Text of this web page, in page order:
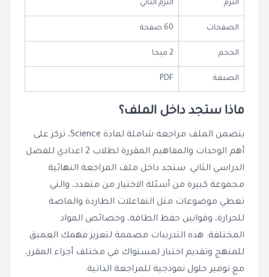
الترم الترم الثاني
الصفحات 60 صفحة
الحجم 2 ميجا
الصيغة PDF
ماذا ستجد داخل الملف؟
يتضمن الملف مراجعة شاملة لمادة Science، تركز على
أهم الوحدات والمفاهيم المقررة لطلاب 2 اعدادي للفصل
الدراسي الثاني. ستجد داخل ملف المراجعة النهائية
مجموعة كبيرة من أسئلة الاختيار من متعدد، والتي
تغطي موضوعات مثل التفاعلات الطاردة والماصة
للحرارة، وقوانين حفظ الطاقة، وخصائص المواد
المختلفة. هذه التدريبات مصممة لتعزيز فهمك العميق
للمنهج وتقديم اختبار لمستواك في مختلف أجزاء المقرر،
مع توفير حلول نموذجية للمراجعة الذاتية.